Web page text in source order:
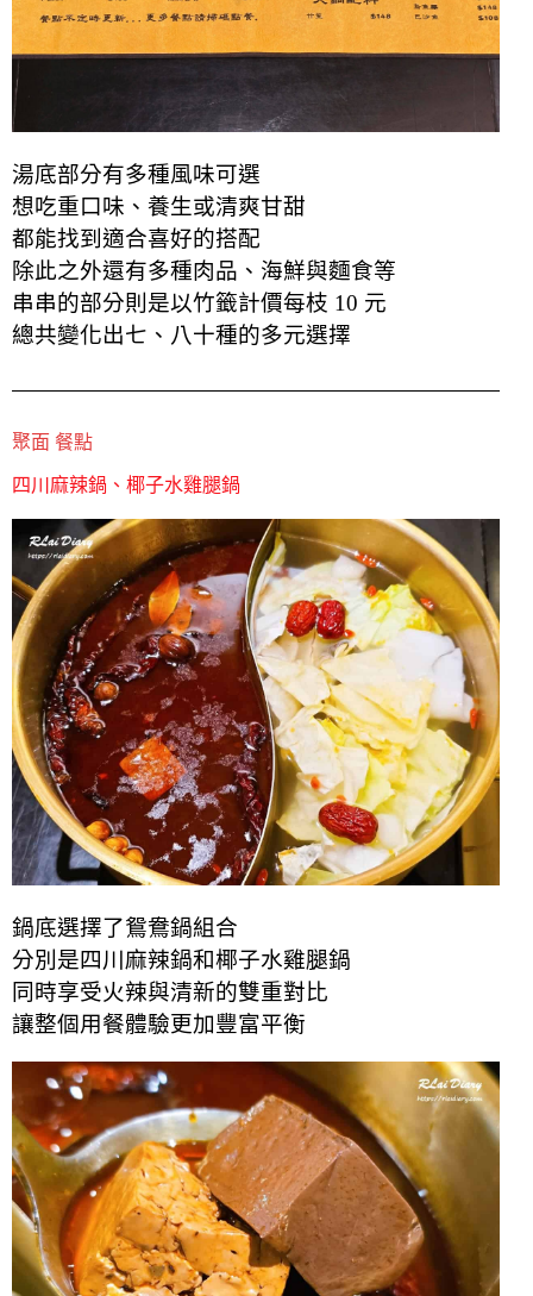
湯底部分有多種風味可選
想吃重口味、養生或清爽甘甜
都能找到適合喜好的搭配
除此之外還有多種肉品、海鮮與麵食等
串串的部分則是以竹籤計價每枝 10 元
總共變化出七、八十種的多元選擇
聚面 餐點
四川麻辣鍋、椰子水雞腿鍋
鍋底選擇了鴛鴦鍋組合
分別是四川麻辣鍋和椰子水雞腿鍋
同時享受火辣與清新的雙重對比
讓整個用餐體驗更加豐富平衡